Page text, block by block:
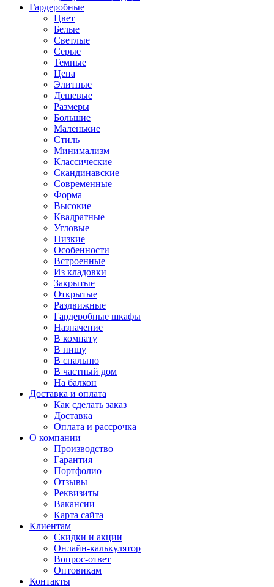
Гардеробные
Цвет
Белые
Светлые
Серые
Темные
Цена
Элитные
Дешевые
Размеры
Большие
Маленькие
Стиль
Минимализм
Классические
Скандинавские
Современные
Форма
Высокие
Квадратные
Угловые
Низкие
Особенности
Встроенные
Из кладовки
Закрытые
Открытые
Раздвижные
Гардеробные шкафы
Назначение
В комнату
В нишу
В спальню
В частный дом
На балкон
Доставка и оплата
Как сделать заказ
Доставка
Оплата и рассрочка
О компании
Производство
Гарантия
Портфолио
Отзывы
Реквизиты
Вакансии
Карта сайта
Клиентам
Скидки и акции
Онлайн-калькулятор
Вопрос-ответ
Оптовикам
Контакты